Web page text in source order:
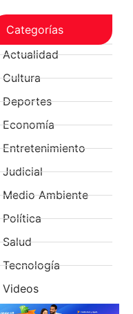
Categorías
Actualidad
Cultura
Deportes
Economía
Entretenimiento
Judicial
Medio Ambiente
Política
Salud
Tecnología
Videos